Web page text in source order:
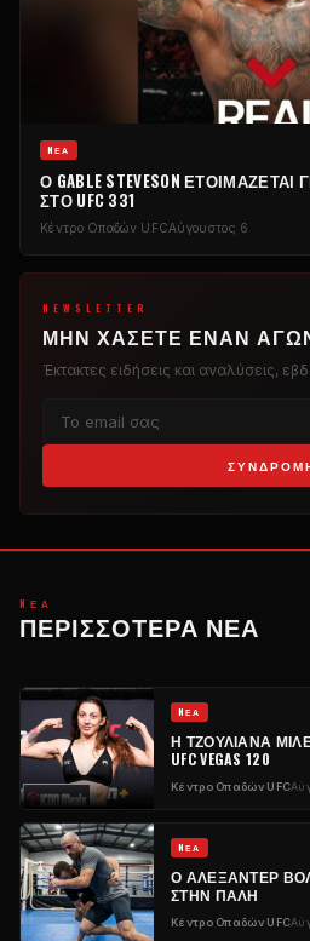
NΈΑ
Ο GABLE STEVESON
ΣΤΟ UFC 331
Κέντρο Οπαδών UFCΑύγουστος 6
NEWSLETTER
ΜΗΝ ΧΆΣΕΤΕ ΈΝΑΝ
Έκτακτες ειδήσεις και αναλύσεις,
NΈΑ
ΠΕΡΙΣΣΌΤΕΡΑ ΝΈΑ
NΈΑ
Η ΤΖΟΥΛΙΆΝΑ
UFC VEGAS 120
Κέντρο Οπαδών UFC
NΈΑ
Ο ΑΛΕΞΆΝΤΕΡ
ΣΤΗΝ ΠΆΛΗ
Κέντρο Οπαδών UFC